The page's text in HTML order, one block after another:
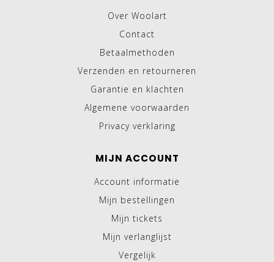
Over Woolart
Contact
Betaalmethoden
Verzenden en retourneren
Garantie en klachten
Algemene voorwaarden
Privacy verklaring
MIJN ACCOUNT
Account informatie
Mijn bestellingen
Mijn tickets
Mijn verlanglijst
Vergelijk